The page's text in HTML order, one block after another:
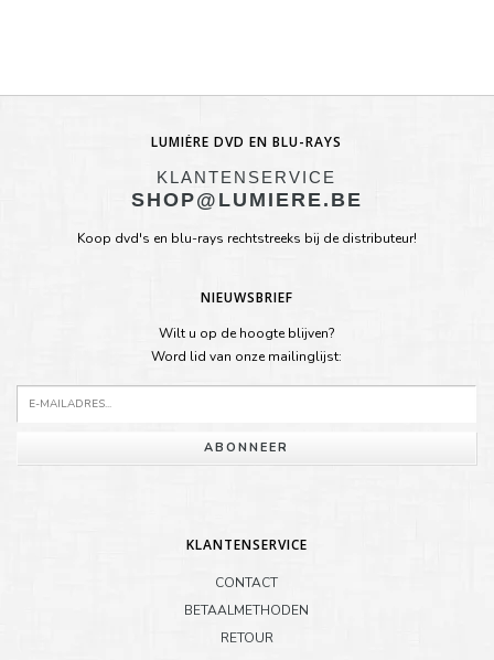
LUMIÈRE DVD EN BLU-RAYS
KLANTENSERVICE
SHOP@LUMIERE.BE
Koop dvd's en blu-rays rechtstreeks bij de distributeur!
NIEUWSBRIEF
Wilt u op de hoogte blijven?
Word lid van onze mailinglijst:
ABONNEER
KLANTENSERVICE
CONTACT
BETAALMETHODEN
RETOUR